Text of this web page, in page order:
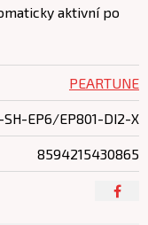
aktivní po
PEARTUNE
SH-EP6/EP801-DI2-X
8594215430865